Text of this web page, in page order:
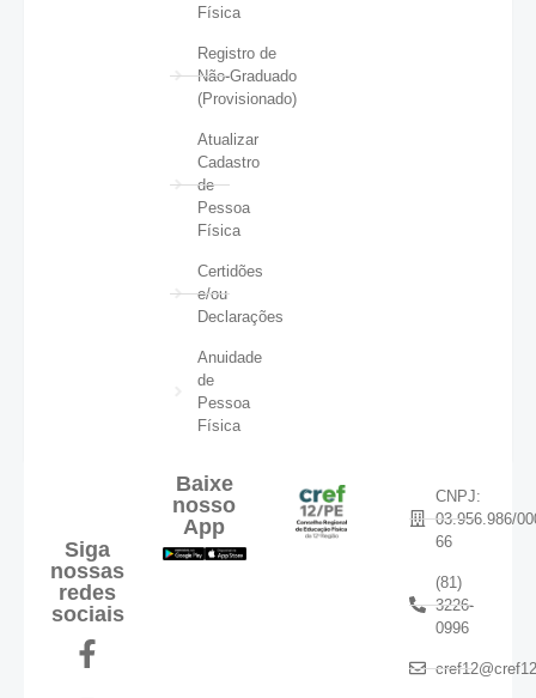
Física
Registro de
Não-Graduado
(Provisionado)
Atualizar
Cadastro
de
Pessoa
Física
Certidões
e/ou
Declarações
Anuidade
de
Pessoa
Física
Siga
nossas
redes
sociais
Baixe
nosso
App
CNPJ:
03.956.986/
66
(81)
3226-
0996